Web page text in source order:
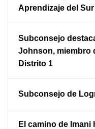
Aprendizaje del
Subconsejo
Johnson, miembro
Distrito 1
Subconsejo de
El camino de Imani